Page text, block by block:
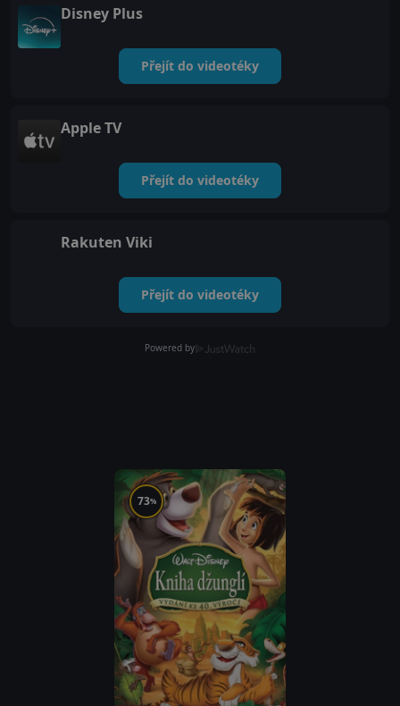
Disney Plus
Přejít do videotéky
Apple TV
Přejít do videotéky
Rakuten Viki
Přejít do videotéky
Powered by
73%